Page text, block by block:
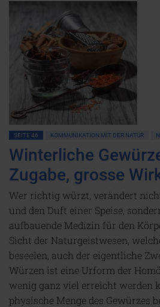
SEITE 46 KOMMUNIKATION MIT DER NATUR
Winterliche
Zugabe, grosse
Wer richtig würzt, verändert
und den Duft einer Speise,
aufbauende Medizin für den
Sicht der Naturgeistwesen,
beseelen, auch der eigentliche
Würzen ist eine Urform der
wenig ganz viel erreicht werden
physische Menge des Gewürzes